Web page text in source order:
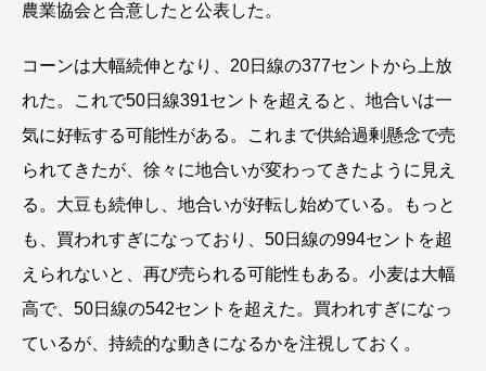
農業協会と合意したと公表した。
コーンは大幅続伸となり、20日線の377セントから上放
れた。これで50日線391セントを超えると、地合いは一
気に好転する可能性がある。これまで供給過剰懸念で売
られてきたが、徐々に地合いが変わってきたように見え
る。大豆も続伸し、地合いが好転し始めている。もっと
も、買われすぎになっており、50日線の994セントを超
えられないと、再び売られる可能性もある。小麦は大幅
高で、50日線の542セントを超えた。買われすぎになっ
ているが、持続的な動きになるかを注視しておく。